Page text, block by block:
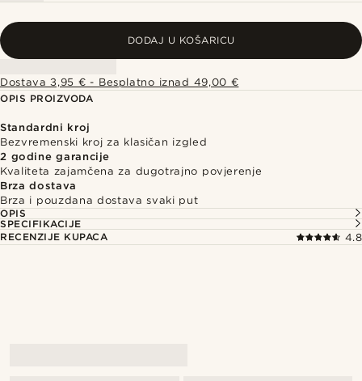
DODAJ U KOŠARICU
Dostava 3,95 € - Besplatno iznad 49,00 €
OPIS PROIZVODA
Standardni kroj
Bezvremenski kroj za klasičan izgled
2 godine garancije
Kvaliteta zajamčena za dugotrajno povjerenje
Brza dostava
Brza i pouzdana dostava svaki put
OPIS
SPECIFIKACIJE
RECENZIJE KUPACA
4.8